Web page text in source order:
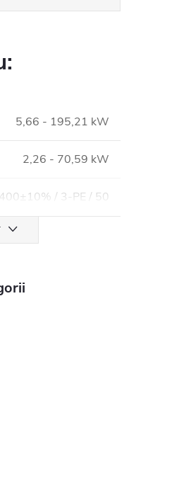
5,66 - 195,21 kW
2,26 - 70,59 kW
400±10% / 3-PE / 50